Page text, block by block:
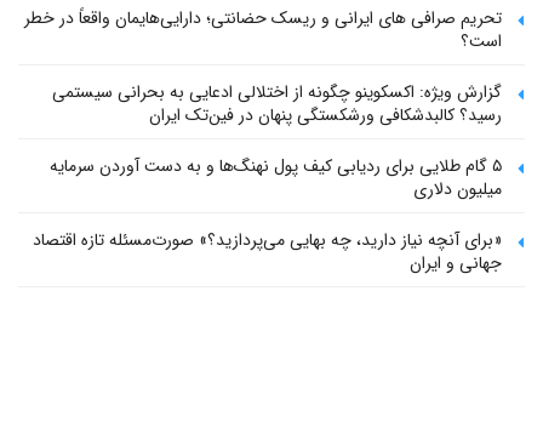
تحریم صرافی های ایرانی و ریسک حضانتی؛ دارایی‌هایمان واقعاً در خطر
است؟
گزارش ویژه: اکسکوینو چگونه از اختلالی ادعایی به بحرانی سیستمی
رسید؟ کالبدشکافی ورشکستگی پنهان در فین‌تک ایران
۵ گام طلایی برای ردیابی کیف پول‌ نهنگ‌ها و به دست آوردن سرمایه
میلیون دلاری
«برای آنچه نیاز دارید، چه بهایی می‌پردازید؟» صورت‌مسئله تازه اقتصاد
جهانی و ایران